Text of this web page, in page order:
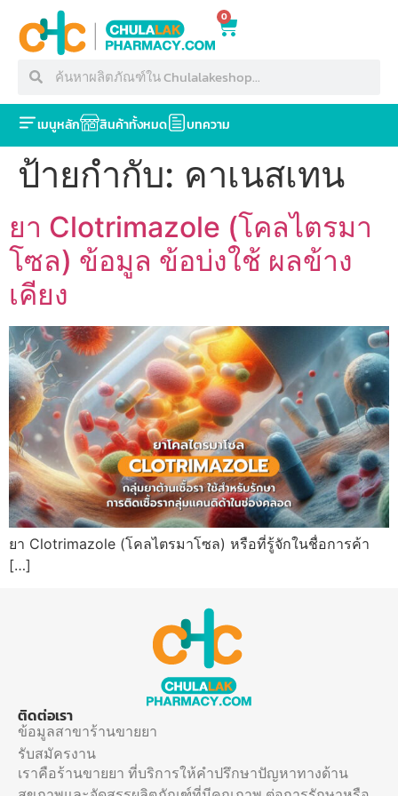
0
เมนูหลัก สินค้าทั้งหมด บทความ
ป้ายกำกับ: คาเนสเทน
ยา Clotrimazole (โคลไตรมา
โซล) ข้อมูล ข้อบ่งใช้ ผลข้าง
เคียง
ยา Clotrimazole (โคลไตรมาโซล) หรือที่รู้จักในชื่อการค้า
[…]
ติดต่อเรา
ข้อมูลสาขาร้านขายยา
รับสมัครงาน
เราคือร้านขายยา ที่บริการให้คำปรึกษาปัญหาทางด้าน